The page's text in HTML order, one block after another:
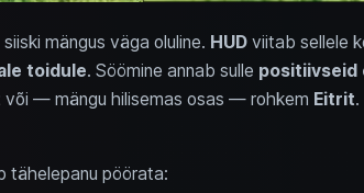
mängus väga oluline. HUDviitab sellele
toidule. Söömine annab sulle positiivseid
või — mängu hilisemas osas — rohkem Eitrit
tähelepanu pöörata: